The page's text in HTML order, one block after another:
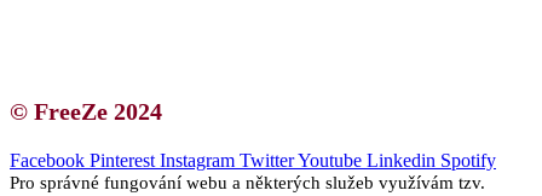
© FreeZe 2024
Facebook Pinterest Instagram TwitterYoutube Linkedin Spotify
Pro správné fungování webu a některých služeb využívám tzv.